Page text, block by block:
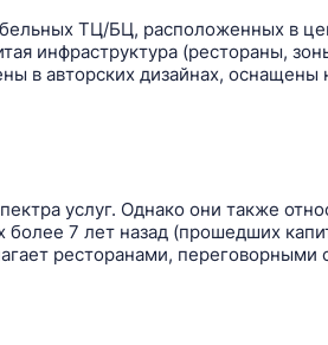
ТЦ/БЦ, расположенных в
инфраструктура (рестораны,
в авторских дизайнах,
услуг. Однако они также
7 лет назад (прошедших
ресторанами,